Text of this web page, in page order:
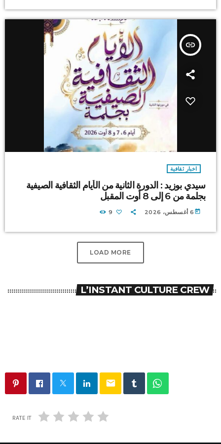
insert_link
اخبار ثقافية
سيدي بوزيد : الدورة الثانية من الأيام الثقافية الصيفية
بجلمة من 6 إلى 8 أوت المقبل
today 6 أغسطس، 2026 9
LOAD MORE
L’INSTANT CULTURE CREW
email
RATE IT